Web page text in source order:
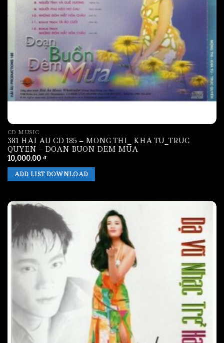
CD MUSIC
381 HAI AU CD 185 – MONG THI_ KHA TU_TRUC
QUYEN – DOAN BUON DEM MUA
10,000.00 ₫
ADD LIST DOWNLOAD